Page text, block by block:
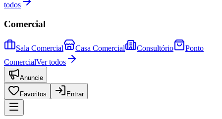
todos
Comercial
Sala Comercial Casa Comercial Consultório
Ponto
ComercialVer todos
Anuncie
Favoritos Entrar